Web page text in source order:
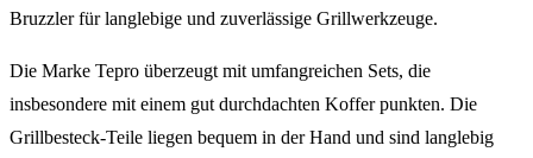
Bruzzler für langlebige und zuverlässige Grillwerkzeuge.
Die Marke Tepro überzeugt mit umfangreichen Sets, die
insbesondere mit einem gut durchdachten Koffer punkten. Die
Grillbesteck-Teile liegen bequem in der Hand und sind langlebig